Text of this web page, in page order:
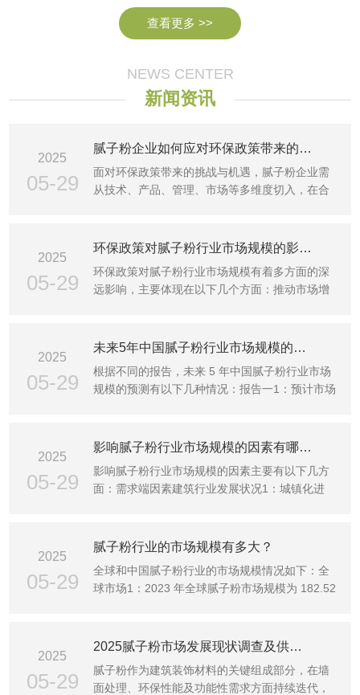
查看更多 >>
NEWS CENTER
新闻资讯
2025
05-29
腻子粉企业如何应对环保政策带来的挑战和机遇？
面对环保政策带来的挑战与机遇，腻子粉企业需
从技术、产品、管理、市场等多维度切入，在合
2025
05-29
环保政策对腻子粉行业市场规模的影响有多大？
环保政策对腻子粉行业市场规模有着多方面的深
远影响，主要体现在以下几个方面：推动市场增
2025
05-29
未来5年中国腻子粉行业市场规模的预测是怎样的？
根据不同的报告，未来 5 年中国腻子粉行业市场
规模的预测有以下几种情况：报告一1：预计市场
2025
05-29
影响腻子粉行业市场规模的因素有哪些、
影响腻子粉行业市场规模的因素主要有以下几方
面：需求端因素建筑行业发展状况1：城镇化进
2025
05-29
腻子粉行业的市场规模有多大？
全球和中国腻子粉行业的市场规模情况如下：全
球市场1：2023 年全球腻子粉市场规模为 182.52
2025
05-29
2025腻子粉市场发展现状调查及供需格局、竞争格局分析
腻子粉作为建筑装饰材料的关键组成部分，在墙
面处理、环保性能及功能性需求方面持续迭代，